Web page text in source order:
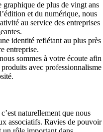
graphique de plus de vingt ans
et du numérique, nous
au service des entreprises
identité reflétant au plus près
entreprise.
sommes à votre écoute afin
avec professionnalisme
naturellement que nous
associatifs. Ravies de pouvoir